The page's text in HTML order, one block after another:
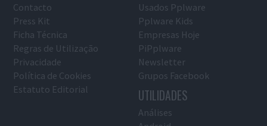
Contacto
Press Kit
Ficha Técnica
Regras de Utilização
Privacidade
Política de Cookies
Estatuto Editorial
Usados Pplware
Pplware Kids
Empresas Hoje
PiPplware
Newsletter
Grupos Facebook
UTILIDADES
Análises